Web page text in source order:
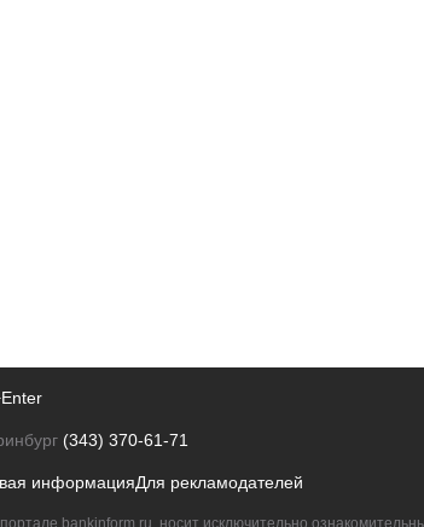
(343) 370-61-71
информацияДля рекламодателей
bankinform.ru, носит исключительно